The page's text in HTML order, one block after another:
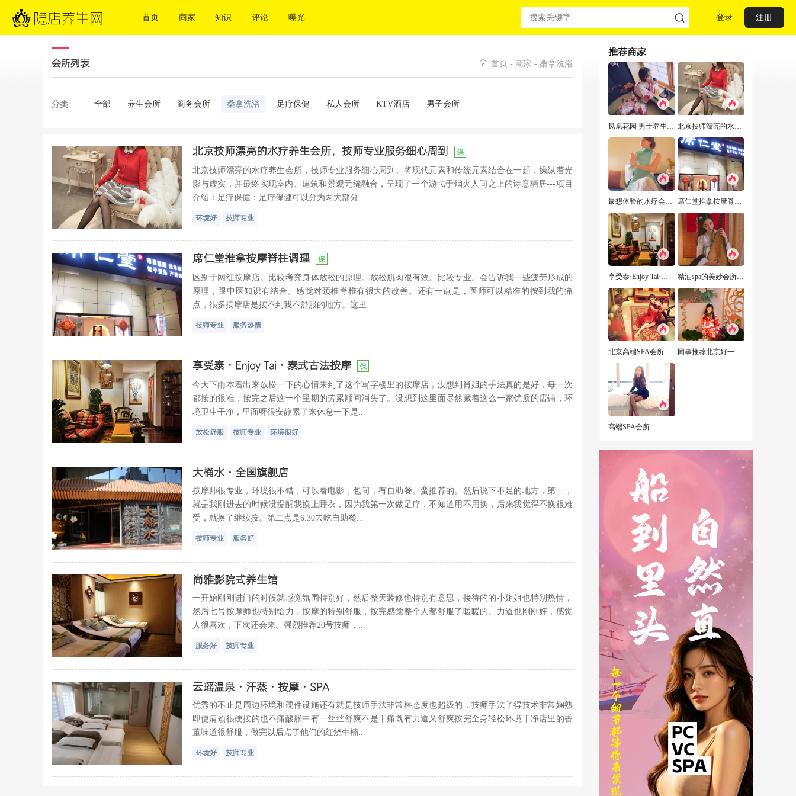
首页 商家 知识 评论 曝光 登录 注册
会所列表 首页 - 商家 - 桑拿洗浴
分类： 全部 养生会所 商务会所 桑拿洗浴 足疗保健 私人会所 KTV酒店 男子会所
北京技师漂亮的水疗养生会所，技师专业服务细心周到 保
北京技师漂亮的水疗养生会所，技师专业服务细心周到。将现代元素和传统元素结合在一起，操纵着光
影与虚实，并最终实现室内、建筑和景观无缝融合，呈现了一个游弋于烟火人间之上的诗意栖居---项目
介绍：足疗保健：足疗保健可以分为两大部分...
环境好 技师专业
席仁堂推拿按摩脊柱调理 保
区别于网红按摩店。比较考究身体放松的原理。放松肌肉很有效。比较专业。会告诉我一些疲劳形成的
原理，跟中医知识有结合。感觉对颈椎脊椎有很大的改善。还有一点是，医师可以精准的按到我的痛
点，很多按摩店是按不到我不舒服的地方。这里...
技师专业 服务热情
享受泰·Enjoy Tai·泰式古法按摩 保
今天下雨本着出来放松一下的心情来到了这个写字楼里的按摩店，没想到肖姐的手法真的是好，每一次
都按的很准，按完之后这一个星期的劳累顺间消失了。没想到这里面尽然藏着这么一家优质的店铺，环
境卫生干净，里面呀很安静累了来休息一下是...
放松舒服 技师专业 环境很好
大桶水·全国旗舰店
按摩师很专业，环境很不错，可以看电影，包间，有自助餐。蛮推荐的。然后说下不足的地方，第一，
就是我刚进去的时候没提醒我换上睡衣，因为我第一次做足疗，不知道用不用换，后来我觉得不换很难
受，就换了继续按。第二点是6.30去吃自助餐...
技师专业 服务好
尚雅影院式养生馆
一开始刚刚进门的时候就感觉氛围特别好，然后整天装修也特别有意思，接待的的小姐姐也特别热情，
然后七号按摩师也特别给力，按摩的特别舒服，按完感觉整个人都舒服了暖暖的。力道也刚刚好，感觉
人很喜欢，下次还会来。强烈推荐20号技师，...
服务好 技师专业
云瑶温泉·汗蒸·按摩·SPA
优秀的不止是周边环境和硬件设施还有就是技师手法非常棒态度也超级的，技师手法了得技术非常娴熟
即使肩颈很硬按的也不痛酸胀中有一丝丝舒爽不是干痛既有力道又舒爽按完全身轻松环境干净店里的香
董味道很舒服，做完以后点了他们的红烧牛楠...
环境好 技师专业
推荐商家
凤凰花园 男士养生Spa水疗会馆推荐，来这给您一次难忘的体验 北京技师漂亮的水疗养生会所，技师专业服务细心周到
最想体验的水疗会所,让我不能自拔! 席仁堂推拿按摩脊柱调理
享受泰·Enjoy Tai·泰式古法按摩 精油spa的美妙会所经历
北京高端SPA会所 同事推荐北京好一点的男子商务会所，愿你三冬暖，愿你有两人
高端SPA会所